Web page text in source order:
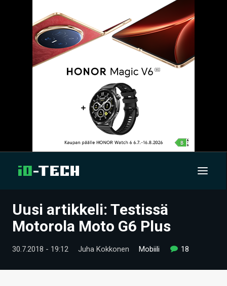
UUTISET
Uusi artikkeli: Testissä
Motorola Moto G6 Plus
30.7.2018 - 19:12 Juha Kokkonen Mobiili 18